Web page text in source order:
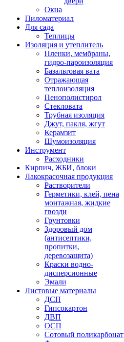
Окна
Пиломатериал
Для сада
Теплицы
Изоляция и утеплитель
Пленки, мембраны,
гидро-пароизоляция
Базальтовая вата
Отражающая
теплоизоляция
Пенополистирол
Стекловата
Трубная изоляция
Джут, пакля, жгут
Керамзит
Шумоизоляция
Инструмент
Расходники
Кирпич, ЖБИ, блоки
Лакокрасочная продукция
Растворители
Герметики, клей, пена
монтажная, жидкие
гвозди
Грунтовки
Здоровый дом
(антисептики,
пропитки,
деревозащита)
Краски водно-
дисперсионные
Эмали
Листовые материалы
ДСП
Гипсокартон
ДВП
ОСП
Сотовый поликарбонат